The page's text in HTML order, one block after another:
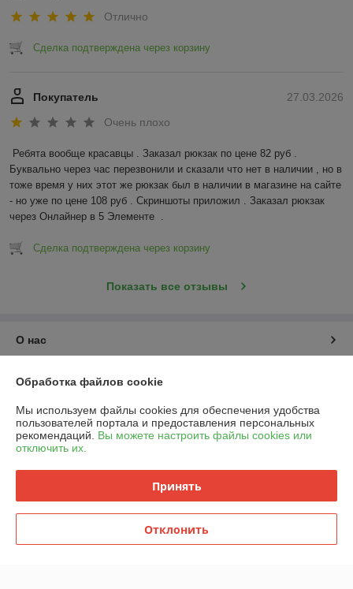
Отлично
Сделка подтверждена через корзину
27.03.2026
Покупатель
Очень плохо
Ребята вообще красавцы . Заказал рюкзак по цене 82 руб .
Буквально через час перезвонили и сказали что нет в наличии , но в
тоже время у них этот же рюкзак был в наличии в магазине на сайте
- но уже по цене 108 руб . Скриншоты приложил . Заказал рюкзак
через Онлайнер в 5 Элементе  .
Сделка подтверждена через корзину
Показать все отзывы
О нас
Контакты
Доставка и оплата
График работы
Политика обработки cookies
Обработка файлов cookie
Мы используем файлы cookies для обеспечения удобства
пользователей портала и предоставления персональных
рекомендаций. Вы можете настроить файлы cookies или
отключить их.
Принять
Отклонить